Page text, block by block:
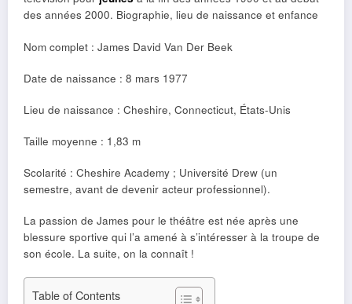
des années 2000. Biographie, lieu de naissance et enfance
Nom complet : James David Van Der Beek
Date de naissance : 8 mars 1977
Lieu de naissance : Cheshire, Connecticut, États-Unis
Taille moyenne : 1,83 m
Scolarité : Cheshire Academy ; Université Drew (un
semestre, avant de devenir acteur professionnel).
La passion de James pour le théâtre est née après une
blessure sportive qui l’a amené à s’intéresser à la troupe de
son école. La suite, on la connaît !
Table of Contents